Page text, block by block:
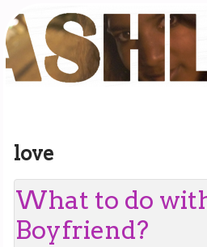
love
What to do
Boyfriend?